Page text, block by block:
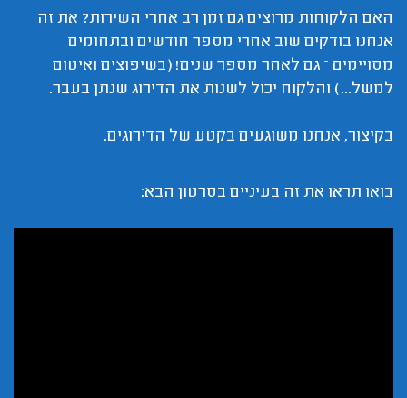
האם הלקוחות מרוצים גם זמן רב אחרי השירות? את זה
אנחנו בודקים שוב אחרי מספר חודשים ובתחומים
מסויימים – גם לאחר מספר שנים! (בשיפוצים ואיטום
למשל...) והלקוח יכול לשנות את הדירוג שנתן בעבר.
בקיצור, אנחנו משוגעים בקטע של הדירוגים.
בואו תראו את זה בעיניים בסרטון הבא: